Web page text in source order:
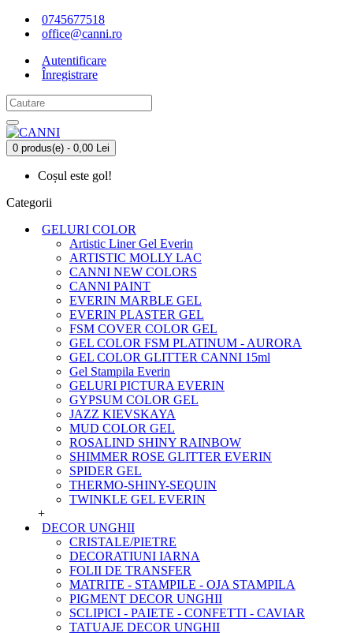
0745677518
office@canni.ro
Autentificare
Înregistrare
0 produs(e) - 0,00 Lei
Coșul este gol!
Categorii
GELURI COLOR
Artistic Liner Gel Everin
ARTISTIC MOLLY LAC
CANNI NEW COLORS
CANNI PAINT
EVERIN MARBLE GEL
EVERIN PLASTER GEL
FSM COVER COLOR GEL
GEL COLOR FSM PLATINUM - AURORA
GEL COLOR GLITTER CANNI 15ml
Gel Stampila Everin
GELURI PICTURA EVERIN
GYPSUM COLOR GEL
JAZZ KIEVSKAYA
MUD COLOR GEL
ROSALIND SHINY RAINBOW
SHIMMER ROSE GLITTER EVERIN
SPIDER GEL
THERMO-SHINY-SEQUIN
TWINKLE GEL EVERIN
+
DECOR UNGHII
CRISTALE/PIETRE
DECORATIUNI IARNA
FOLII DE TRANSFER
MATRITE - STAMPILE - OJA STAMPILA
PIGMENT DECOR UNGHII
SCLIPICI - PAIETE - CONFETTI - CAVIAR
TATUAJE DECOR UNGHII